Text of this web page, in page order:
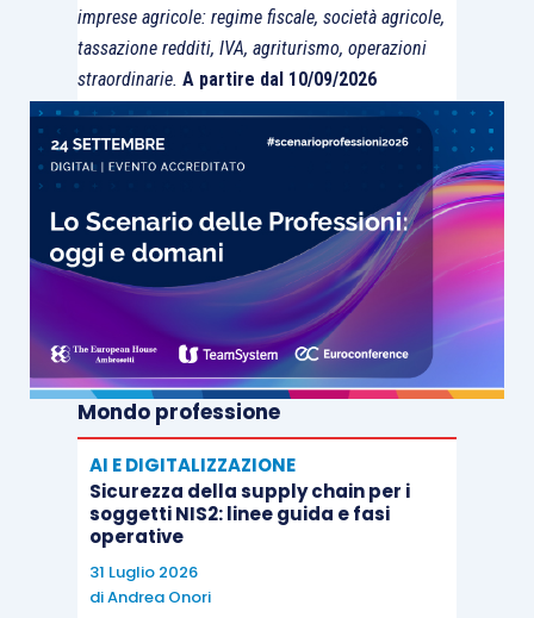
imprese agricole: regime fiscale, società agricole,
tassazione redditi, IVA, agriturismo, operazioni
straordinarie. A partire dal 10/09/2026
Mondo professione
AI E DIGITALIZZAZIONE
Sicurezza della supply chain per i
soggetti NIS2: linee guida e fasi
operative
31 Luglio 2026
diAndrea Onori